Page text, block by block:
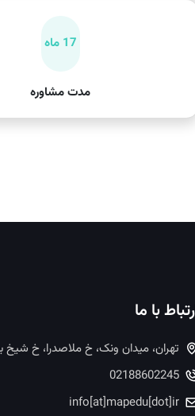
17 ماه
مدت مشاوره
با ما
تهران، میدان ونک، خ ملاصدرا، خ شیخ
02188602245
info[at]mapedu[dot]ir